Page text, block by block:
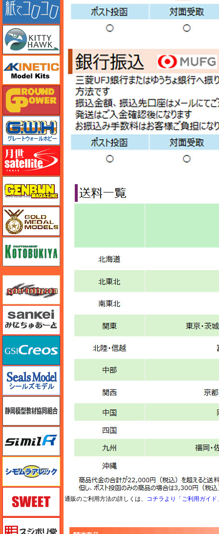
通販のご利用方法の詳しくは、 コチラより「ご利用ガイド
キネテック
ガリレオ出版 グランドパワー
グレートウォールホビー
月世 サテライトツールス
サイバーホビー
シールズモデル
シミラー（similR）
シモムラアレック
スイート（SWEET）